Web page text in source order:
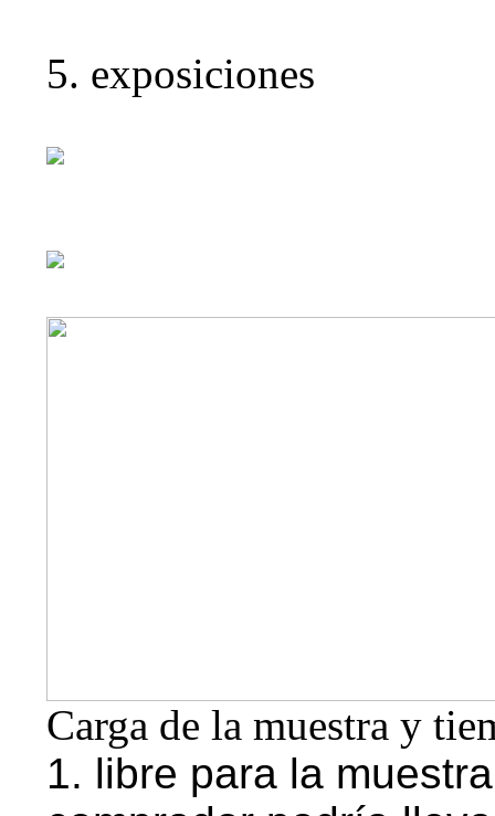
5. exposiciones
Carga de la muestra y
1. libre para la